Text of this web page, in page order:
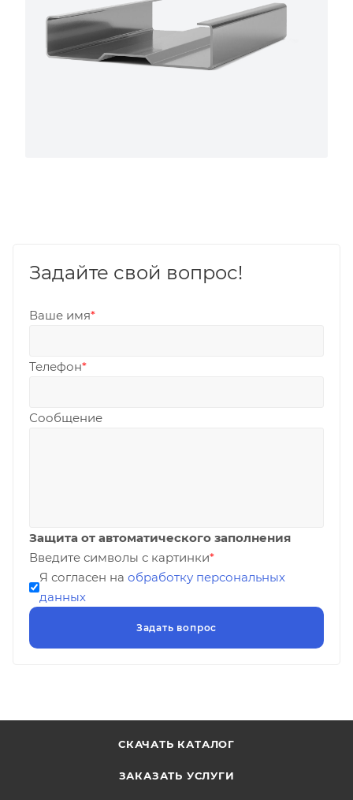
Задайте свой вопрос!
Ваше имя*
Телефон*
Сообщение
Защита от автоматического заполнения
Введите символы с картинки*
Я согласен на обработку персональных
данных
СКАЧАТЬ КАТАЛОГ
ЗАКАЗАТЬ УСЛУГИ